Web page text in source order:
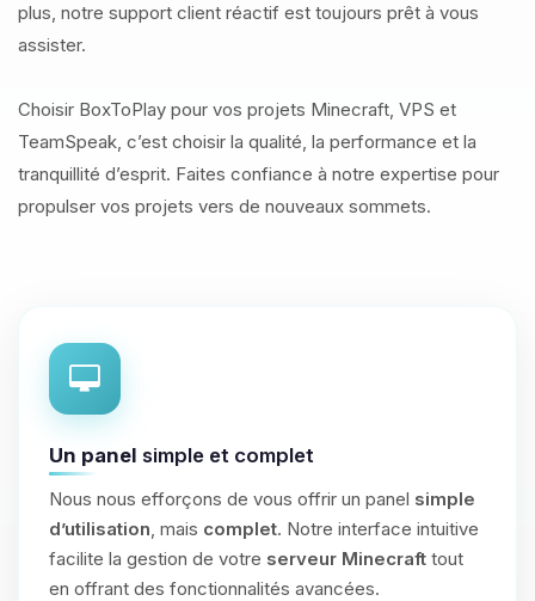
plus, notre support client réactif est toujours prêt à vous
assister.
Choisir BoxToPlay pour vos projets Minecraft, VPS et
TeamSpeak, c’est choisir la qualité, la performance et la
tranquillité d’esprit. Faites confiance à notre expertise pour
propulser vos projets vers de nouveaux sommets.
Un panel simple et complet
Nous nous efforçons de vous offrir un panel simple
d’utilisation, mais complet. Notre interface intuitive
facilite la gestion de votre serveur Minecraft tout
en offrant des fonctionnalités avancées.